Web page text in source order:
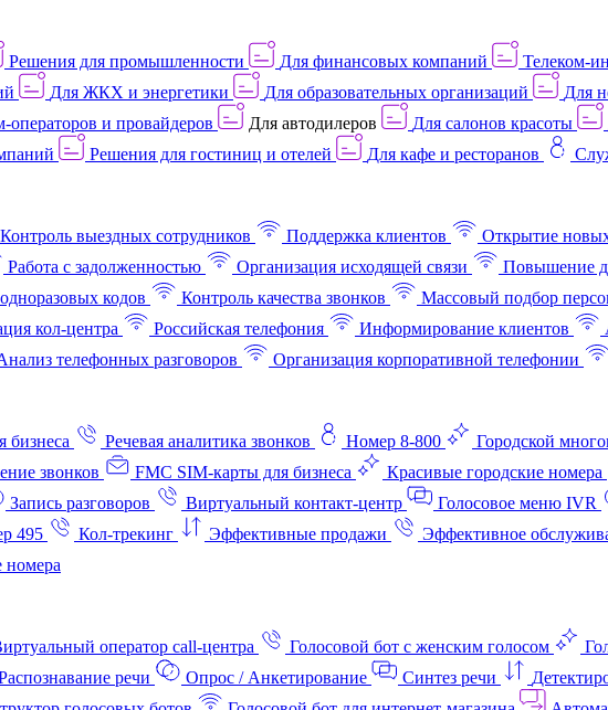
Решения для промышленности Для финансовых компаний Телеком-
Для ЖКХ и энергетики Для образовательных организаций Для
операторов и провайдеров Для автодилеров Для салонов красоты
Решения для гостиниц и отелей Для кафе и ресторанов
Контроль выездных сотрудников Поддержка клиентов Открытие
Работа с задолженностью Организация исходящей связи Повышение
кодов Контроль качества звонков Массовый подбор
кол-центра Российская телефония Информирование клиентов
телефонных разговоров Организация корпоративной телефонии
бизнеса Речевая аналитика звонков Номер 8-800 Городской
звонков FMC SIM-карты для бизнеса Красивые городские номера
Запись разговоров Виртуальный контакт‑центр Голосовое меню IVR
495 Кол-трекинг Эффективные продажи Эффективное
номера
оператор call-центра Голосовой бот с женским голосом
речи Опрос / Анкетирование Синтез речи